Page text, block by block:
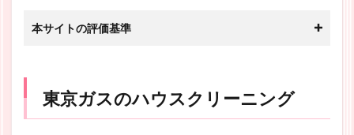
本サイトの評価基準
東京ガスのハウスクリーニング